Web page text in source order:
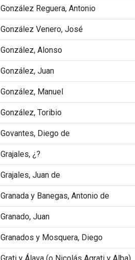
González Reguera, Antonio
González Venero, José
González, Alonso
González, Juan
González, Manuel
González, Toribio
Govantes, Diego de
Grajales, ¿?
Grajales, Juan de
Granada y Banegas, Antonio de
Granado, Juan
Granados y Mosquera, Diego